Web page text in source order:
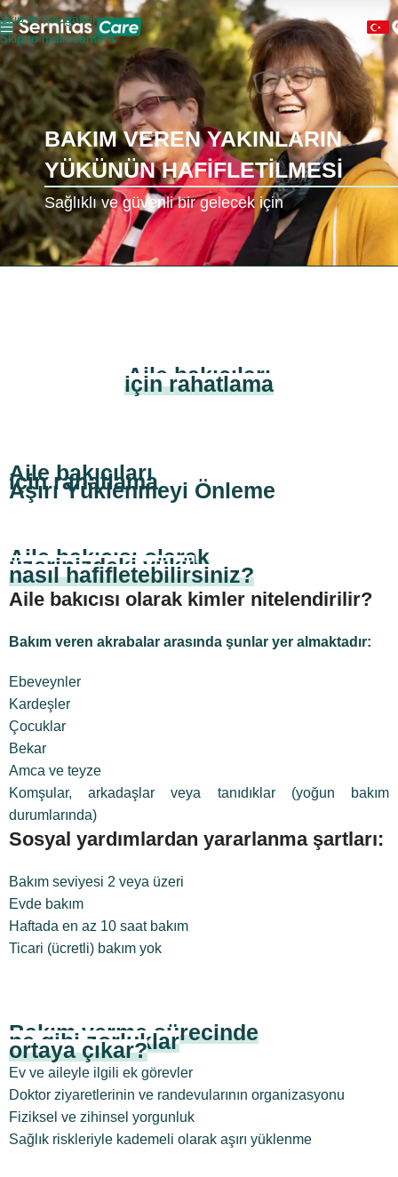
Skip to navigation
Skip to main content
BAKIM VEREN YAKINLARIN
YÜKÜNÜN HAFİFLETİLMESİ
Sağlıklı ve güvenli bir gelecek için
Aile bakıcıları
için rahatlama
Aile bakıcıları
için rahatlama
Aşırı Yüklenmeyi Önleme
Aile bakıcısı olarak
üzerinizdeki yükü
nasıl hafifletebilirsiniz?
Aile bakıcısı olarak kimler nitelendirilir?
Bakım veren akrabalar arasında şunlar yer almaktadır:
Ebeveynler
Kardeşler
Çocuklar
Bekar
Amca ve teyze
Komşular, arkadaşlar veya tanıdıklar (yoğun bakım
durumlarında)
Sosyal yardımlardan yararlanma şartları:
Bakım seviyesi 2 veya üzeri
Evde bakım
Haftada en az 10 saat bakım
Ticari (ücretli) bakım yok
Bakım verme sürecinde
ne gibi zorluklar
ortaya çıkar?
Ev ve aileyle ilgili ek görevler
Doktor ziyaretlerinin ve randevularının organizasyonu
Fiziksel ve zihinsel yorgunluk
Sağlık riskleriyle kademeli olarak aşırı yüklenme